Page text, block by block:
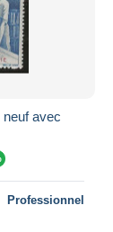
neuf avec
Professionnel